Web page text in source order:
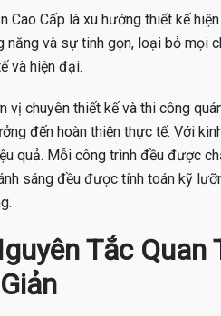
Cao Cấp là xu hướng thiết kế
năng và sự tinh gọn, loại bỏ mọi
và hiện đại.
vị chuyên thiết kế và thi công
đến hoàn thiện thực tế. Với
quả. Mỗi công trình đều được
sáng đều được tính toán kỹ
Tắc Quan